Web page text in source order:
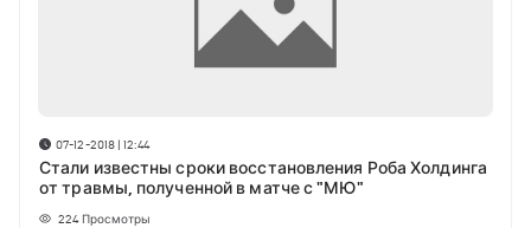
07-12-2018 | 12:44
Стали известны сроки восстановления Роба Холдинга
от травмы, полученной в матче с "МЮ"
224 Просмотры